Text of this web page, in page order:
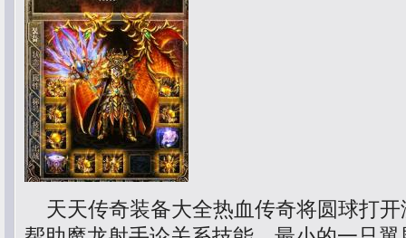
天天传奇装备大全热血传奇将圆球打开